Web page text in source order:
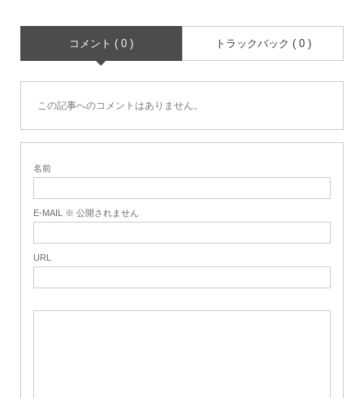
コメント ( 0 ) トラックバック ( 0 )
この記事へのコメントはありません。
名前
E-MAIL ※ 公開されません
URL